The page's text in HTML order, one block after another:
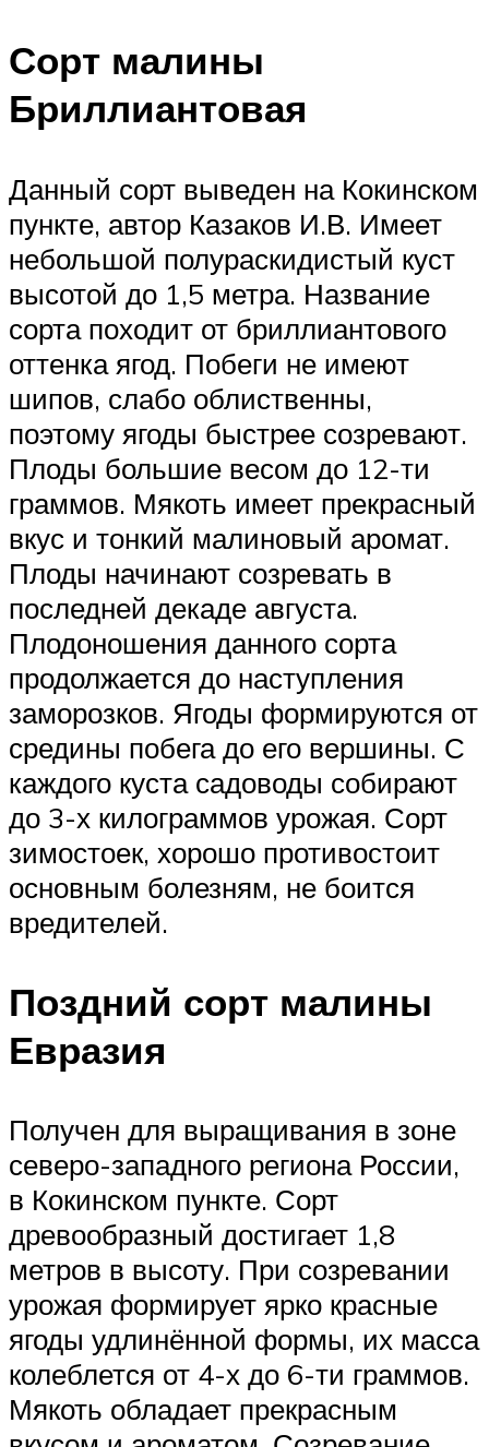
Сорт малины
Бриллиантовая
Данный сорт выведен на Кокинском
пункте, автор Казаков И.В. Имеет
небольшой полураскидистый куст
высотой до 1,5 метра. Название
сорта походит от бриллиантового
оттенка ягод. Побеги не имеют
шипов, слабо облиственны,
поэтому ягоды быстрее созревают.
Плоды большие весом до 12-ти
граммов. Мякоть имеет прекрасный
вкус и тонкий малиновый аромат.
Плоды начинают созревать в
последней декаде августа.
Плодоношения данного сорта
продолжается до наступления
заморозков. Ягоды формируются от
средины побега до его вершины. С
каждого куста садоводы собирают
до 3-х килограммов урожая. Сорт
зимостоек, хорошо противостоит
основным болезням, не боится
вредителей.
Поздний сорт малины
Евразия
Получен для выращивания в зоне
северо-западного региона России,
в Кокинском пункте. Сорт
древообразный достигает 1,8
метров в высоту. При созревании
урожая формирует ярко красные
ягоды удлинённой формы, их масса
колеблется от 4-х до 6-ти граммов.
Мякоть обладает прекрасным